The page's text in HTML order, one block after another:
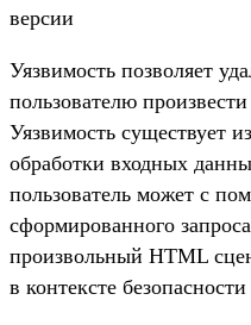
версии
Уязвимость позволяет
пользователю
Уязвимость существует
обработки входных
пользователь может с
сформированного
произвольный HTML
в контексте